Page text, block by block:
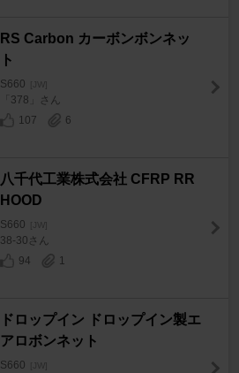
RS Carbon カーボンボンネッ
ト
S660 [JW]
「378」さん
107
6
八千代工業株式会社 CFRP RR
HOOD
S660 [JW]
38-30さん
94
1
ドロップイン ドロップイン製エ
アロボンネット
S660 [JW]